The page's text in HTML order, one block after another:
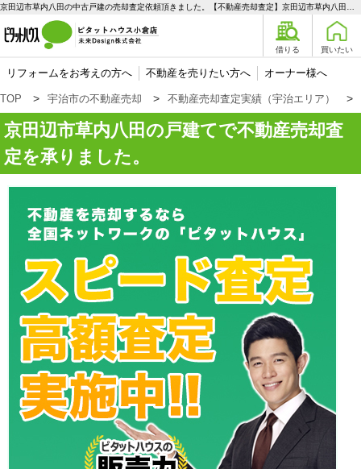
借りる 買いたい
リフォームをお考えの方へ 不動産を売りたい方へ オーナー様へ
TOP 宇治市の不動産売却 不動産売却査定実績（宇治エリア）
京田辺市草内八田の戸建てで不動産売却査
定を承りました。